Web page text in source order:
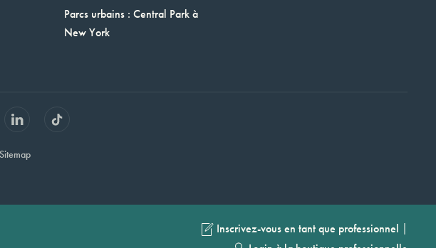
Parcs urbains : Central Park à
New York
Sitemap
Inscrivez-vous en tant que professionnel |